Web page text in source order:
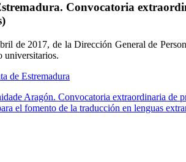
Convocatoria
de 2017, de la Dirección General de
universitarios.
de Estremadura
Aragón. Convocatoria extraordinaria de
el fomento de la traducción en lenguas